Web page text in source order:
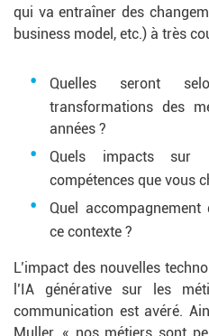
qui va entraîner des
business model, etc.) à très
Quelles seront
transformations des
années ?
Quels impacts sur
compétences que vous
Quel
ce contexte ?
L’impact des nouvelles
l’IA générative sur les
communication est avéré.